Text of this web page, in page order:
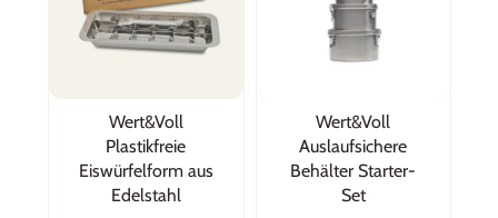
Wert&Voll
Plastikfreie
Eiswürfelform aus
Edelstahl
Wert&Voll
Auslaufsichere
Behälter Starter-
Set